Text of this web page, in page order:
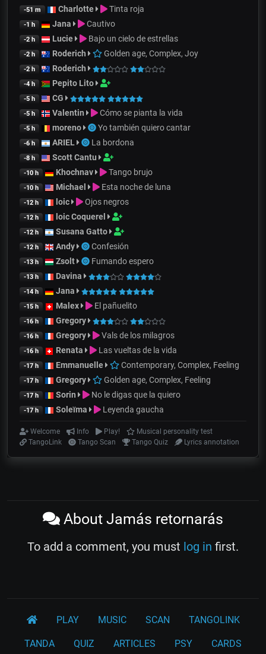
-51 m Charlotte Tinta roja
-1 h Jana Cautivo
-2 h Lucie Bajo un cielo de estrellas
-2 h Roderich Golden age, Complex, Joy
-2 h Roderich
-4 h Pepito Lito
-5 h CG
-5 h Valentin Cómo se pianta la vida
-5 h moreno Yo también quiero cantar
-6 h ARIEL La bordona
-8 h Scott Cantu
-10 h Khochnav Tango brujo
-10 h Michael Esta noche de luna
-12 h loic Ojos negros
-12 h loic Coquerel
-12 h Susana Gatto
-12 h Andy Confesión
-13 h Zsolt Fumando espero
-13 h Davina
-14 h Jana
-15 h Malex El pañuelito
-16 h Gregory
-16 h Gregory Vals de los milagros
-16 h Renata Las vueltas de la vida
-17 h Emmanuelle Contemporary, Complex, Feeling
-17 h Gregory Golden age, Complex, Feeling
-17 h Sorin No le digas que la quiero
-17 h Soleïma Leyenda gaucha
Welcome Info Play!
Musical personality test
TangoLink
Tango Scan Tango Quiz Lyrics annotation
About Jamás retornarás
To add a comment, you must log in first.
PLAY MUSIC SCAN TANGOLINK
TANDA QUIZ ARTICLES PSY CARDS